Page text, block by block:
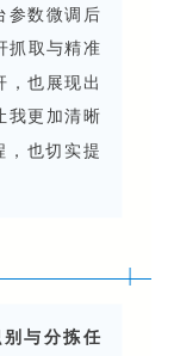
参数微调后
抓取与精准
，也展现出
我更加清晰
也切实提
与分拣任